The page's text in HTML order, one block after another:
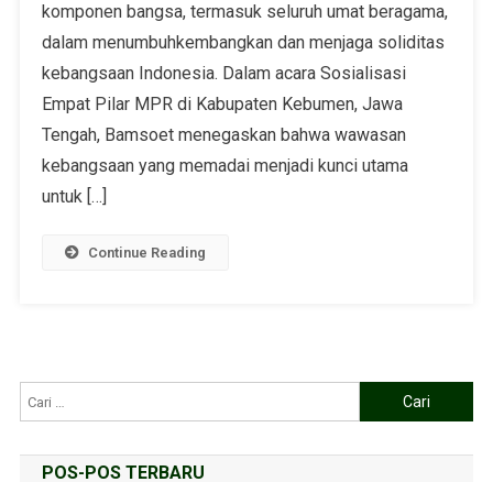
komponen bangsa, termasuk seluruh umat beragama,
dalam menumbuhkembangkan dan menjaga soliditas
kebangsaan Indonesia. Dalam acara Sosialisasi
Empat Pilar MPR di Kabupaten Kebumen, Jawa
Tengah, Bamsoet menegaskan bahwa wawasan
kebangsaan yang memadai menjadi kunci utama
untuk […]
Continue Reading
POS-POS TERBARU